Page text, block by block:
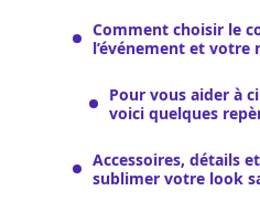
Comment choisir le
l’événement et votre
Pour vous aider à
voici quelques
Accessoires, détails
sublimer votre look